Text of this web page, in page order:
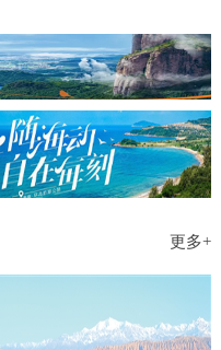
更多+